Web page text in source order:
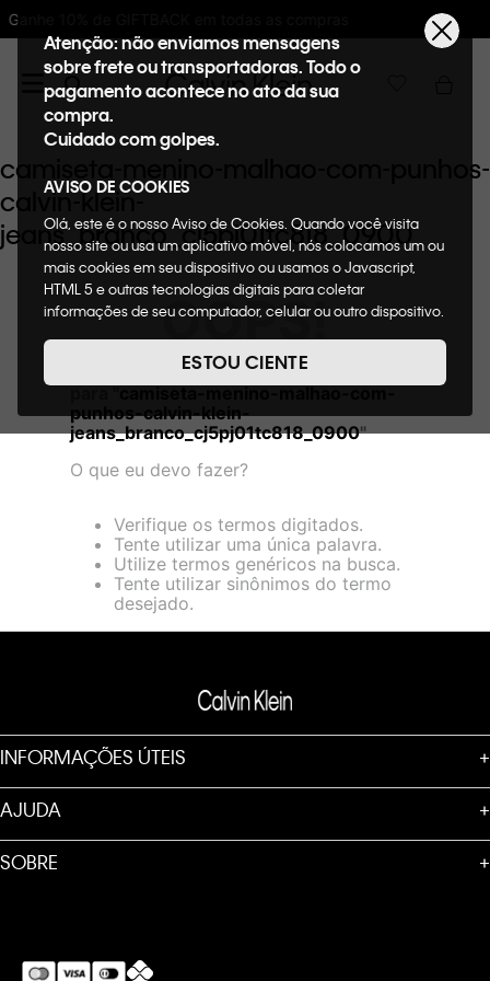
as compras 10%OFF na primeira
Atenção: não enviamos mensagens
sobre frete ou transportadoras. Todo o
pagamento acontece no ato da sua
compra.
Cuidado com golpes.
AVISO DE COOKIES
Olá, este é o nosso Aviso de Cookies. Quando você visita
nosso site ou usa um aplicativo móvel, nós colocamos um ou
mais cookies em seu dispositivo ou usamos o Javascript,
HTML 5 e outras tecnologias digitais para coletar
informações de seu computador, celular ou outro dispositivo.
de cookies, informaremos quais cookies usaremos e quais
suas funções. A forma como processamos os dados
nosso Aviso de Privacidade. Quando você visita nosso site,
consideraremos isso como sua solicitação específica para
fornecer a você toda a funcionalidade do site, incluindo,
entre outros, a capacidade de comprar um item em nossa
Cookies acesse o link.
ESTOU CIENTE
camiseta-menino-malhao-com-punhos-
calvin-klein-
jeans_branco_cj5pj01tc818_0900
OOPS!
Não encontramos nenhum resultado
punhos-calvin-klein-
jeans_branco_cj5pj01tc818_0900"
O que eu devo fazer?
Verifique os termos digitados.
Tente utilizar uma única palavra.
Utilize termos genéricos na busca.
Tente utilizar sinônimos do termo
desejado.
INFORMAÇÕES ÚTEIS +
AJUDA +
SOBRE +